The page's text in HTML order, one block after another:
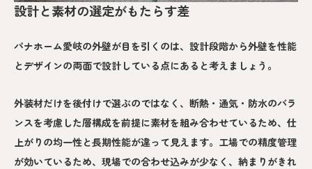
設計と素材の選定がもたらす差
パナホーム愛岐の外壁が目を引くのは、設計段階から外壁を性能
とデザインの両面で設計している点にあると考えましょう。
外装材だけを後付けで選ぶのではなく、断熱・通気・防水のバラ
ンスを考慮した層構成を前提に素材を組み合わせているため、仕
上がりの均一性と長期性能が違って見えます。工場での精度管理
が効いているため、現場での合わせ込みが少なく、納まりがきれ